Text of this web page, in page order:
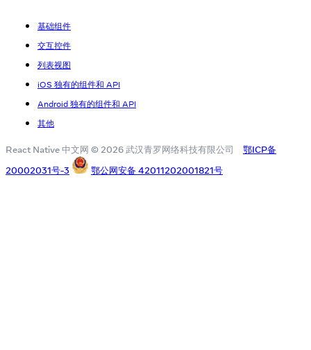
基础组件
交互控件
列表视图
iOS 独有的组件和 API
Android 独有的组件和 API
其他
React Native 中文网 © 2026 武汉青罗网络科技有限公司
鄂ICP备
20002031号-3
鄂公网安备 42011202001821号